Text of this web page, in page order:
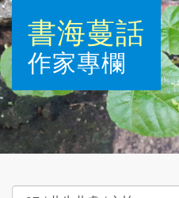
書海蔓話
作家專欄